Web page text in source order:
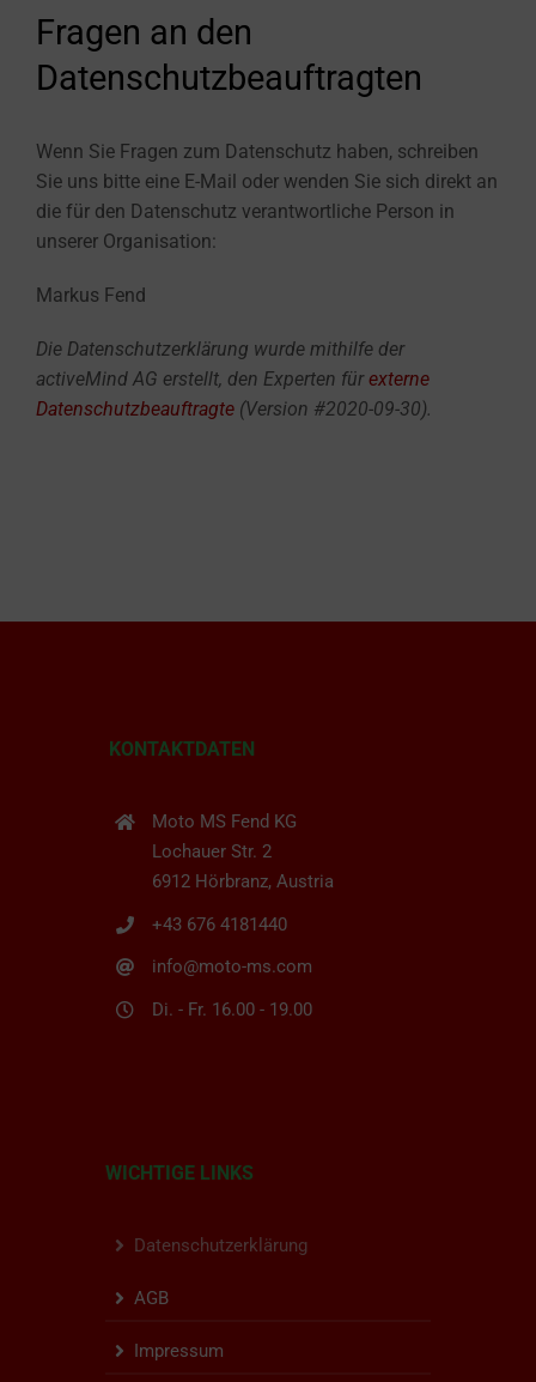
Fragen an den
Datenschutzbeauftragten
Wenn Sie Fragen zum Datenschutz haben, schreiben
Sie uns bitte eine E-Mail oder wenden Sie sich direkt an
die für den Datenschutz verantwortliche Person in
unserer Organisation:
Markus Fend
Die Datenschutzerklärung wurde mithilfe der
activeMind AG erstellt, den Experten fürexterne
Datenschutzbeauftragte(Version #2020-09-30).
KONTAKTDATEN
Moto MS Fend KG
Lochauer Str. 2
6912 Hörbranz, Austria
+43 676 4181440
info@moto-ms.com
Di. - Fr. 16.00 - 19.00
WICHTIGE LINKS
Datenschutzerklärung
AGB
Impressum